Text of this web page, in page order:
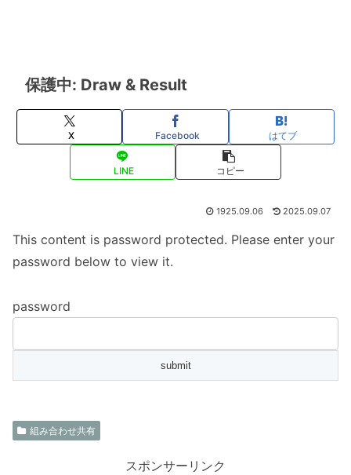
保護中: Draw & Result
X Facebook はてブ
LINE コピー
1925.09.06 2025.09.07
This content is password protected. Please enter your
password below to view it.
password
組み合わせ共有
スポンサーリンク